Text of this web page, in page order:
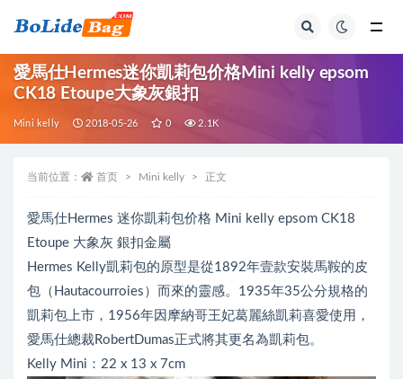
愛馬仕Hermes迷你凱莉包价格Mini kelly epsom
CK18 Etoupe大象灰銀扣
Mini kelly 2018-05-26 0 2.1K
当前位置： 首页 Mini kelly 正文
愛馬仕Hermes 迷你凱莉包价格 Mini kelly epsom CK18
Etoupe 大象灰 銀扣金屬
Hermes Kelly凱莉包的原型是從1892年壹款安裝馬鞍的皮
包（Hautacourroies）而來的靈感。1935年35公分規格的
凱莉包上市，1956年因摩納哥王妃葛麗絲凱莉喜愛使用，
愛馬仕總裁RobertDumas正式將其更名為凱莉包。
Kelly Mini：22 x 13 x 7cm